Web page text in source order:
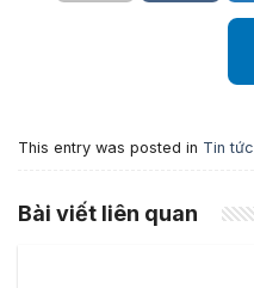
This entry was posted in Tin tức
Bài viết liên quan